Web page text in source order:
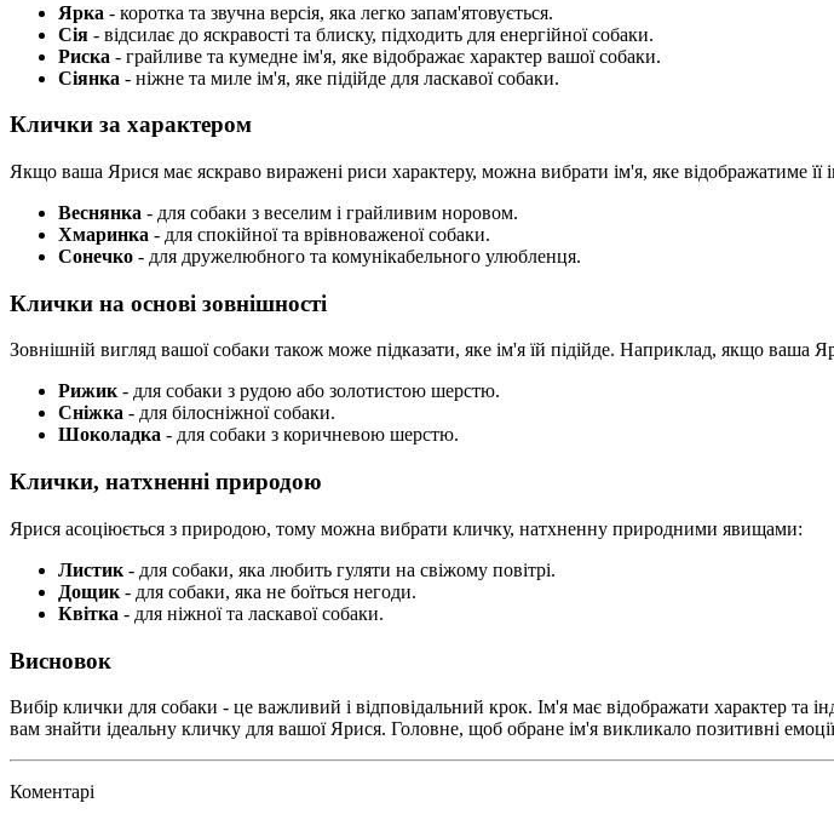
Ярка - коротка та звучна версія, яка легко запам'ятовується.
Сія - відсилає до яскравості та блиску, підходить для енергійної собаки.
Риска - грайливе та кумедне ім'я, яке відображає характер вашої собаки.
Сіянка - ніжне та миле ім'я, яке підійде для ласкавої собаки.
Клички за характером
Якщо ваша Ярися має яскраво виражені риси характеру, можна вибрати ім'я, яке відображатиме її
Веснянка - для собаки з веселим і грайливим норовом.
Хмаринка - для спокійної та врівноваженої собаки.
Сонечко - для дружелюбного та комунікабельного улюбленця.
Клички на основі зовнішності
Зовнішній вигляд вашої собаки також може підказати, яке ім'я їй підійде. Наприклад, якщо ваша
Рижик- для собаки з рудою або золотистою шерстю.
Сніжка - для білосніжної собаки.
Шоколадка - для собаки з коричневою шерстю.
Клички, натхненні природою
Ярися асоціюється з природою, тому можна вибрати кличку, натхненну природними явищами:
Листик - для собаки, яка любить гуляти на свіжому повітрі.
Дощик - для собаки, яка не боїться негоди.
Квітка - для ніжної та ласкавої собаки.
Висновок
Вибір клички для собаки - це важливий і відповідальний крок. Ім'я має відображати характер
вам знайти ідеальну кличку для вашої Ярися. Головне, щоб обране ім'я викликало позитивні
Коментарі